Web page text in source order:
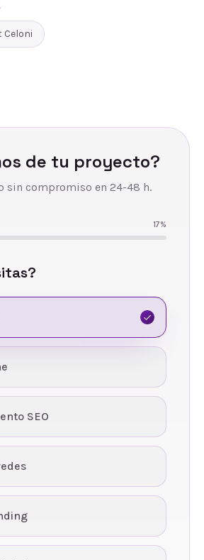
Celoni
de tu proyecto?
sin compromiso en 24-48 h.
17%
SEO